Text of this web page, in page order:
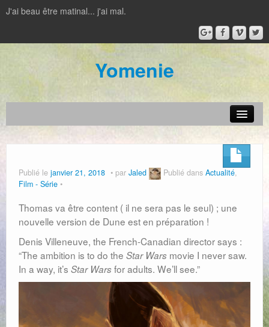
J'ai beau être matinal... j'ai mal.
Yomenie
Actualité
Jeux de plateau
Film – Série
Livre – BD
Web
Publié le janvier 21, 2018 par Jaled Publié dans Actualité,
Film - Série
Thomas va être content ( il ne sera pas le seul) ; une
nouvelle version de Dune est en préparation !
Denis Villeneuve, the French-Canadian director says :
“The ambition is to do the Star Wars movie I never saw.
In a way, it’s Star Wars for adults. We’ll see.”